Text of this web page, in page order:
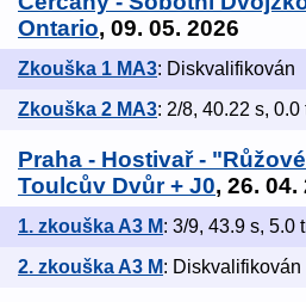
Ontario, 09. 05. 2026
Zkouška 1 MA3: Diskvalifikován
Zkouška 2 MA3: 2/8, 40.22 s, 0.0
Praha - Hostivař -
Toulcův Dvůr + J0, 26. 04.
1. zkouška A3 M: 3/9, 43.9 s, 5.0
2. zkouška A3 M: Diskvalifikován